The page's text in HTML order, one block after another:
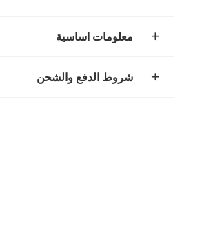
معلومات اساسية
شروط الدفع والشحن